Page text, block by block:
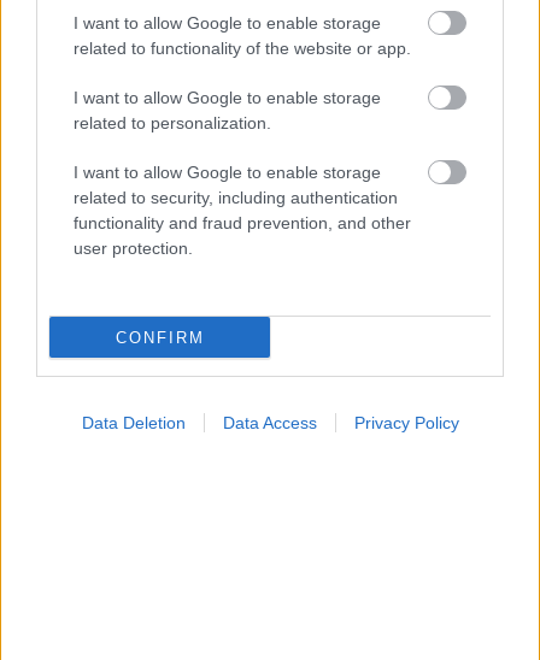
I want to allow Google to enable storage
related to functionality of the website or app.
I want to allow Google to enable storage
related to personalization.
I want to allow Google to enable storage
related to security, including authentication
functionality and fraud prevention, and other
user protection.
CONFIRM
Data Deletion Data Access Privacy Policy
Κήπος στο σπίτι και πάρκα στη γειτονιά μειώνουν τον
κίνδυνο διαβήτη τύπου 2 [μελέτη]